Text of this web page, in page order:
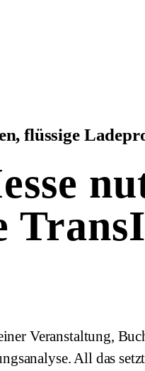
flüssige
Veranstaltung,
All das